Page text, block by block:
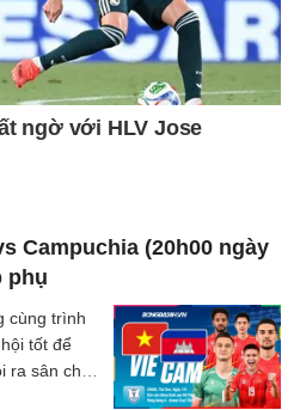
Campuchia (20h00 ngày
phụ
cùng trình
tốt để
ra sân cho